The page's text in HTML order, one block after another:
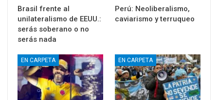
Brasil frente al
unilateralismo de EEUU.:
serás soberano o no
serás nada
Perú: Neoliberalismo,
caviarismo y terruqueo
EN CARPETA EN CARPETA